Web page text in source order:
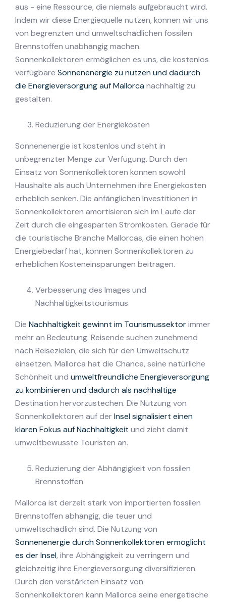
aus - eine Ressource, die niemals aufgebraucht wird.
Indem wir diese Energiequelle nutzen, können wir uns
von begrenzten und umweltschädlichen fossilen
Brennstoffen unabhängig machen.
Sonnenkollektoren ermöglichen es uns, die kostenlos
verfügbare Sonnenenergie zu nutzen und dadurch
die Energieversorgung auf Mallorca nachhaltig zu
gestalten.
Reduzierung der Energiekosten
Sonnenenergie ist kostenlos und steht in
unbegrenzter Menge zur Verfügung. Durch den
Einsatz von Sonnenkollektoren können sowohl
Haushalte als auch Unternehmen ihre Energiekosten
erheblich senken. Die anfänglichen Investitionen in
Sonnenkollektoren amortisieren sich im Laufe der
Zeit durch die eingesparten Stromkosten. Gerade für
die touristische Branche Mallorcas, die einen hohen
Energiebedarf hat, können Sonnenkollektoren zu
erheblichen Kosteneinsparungen beitragen.
Verbesserung des Images und
Nachhaltigkeitstourismus
Die Nachhaltigkeit gewinnt im Tourismussektorimmer
mehr an Bedeutung. Reisende suchen zunehmend
nach Reisezielen, die sich für den Umweltschutz
einsetzen. Mallorca hat die Chance, seine natürliche
Schönheit und umweltfreundliche Energieversorgung
zu kombinieren und dadurch als nachhaltige
Destination hervorzustechen. Die Nutzung von
Sonnenkollektoren auf derInsel signalisiert einen
klaren Fokus auf Nachhaltigkeit und zieht damit
umweltbewusste Touristen an.
Reduzierung der Abhängigkeit von fossilen
Brennstoffen
Mallorca ist derzeit stark von importierten fossilen
Brennstoffen abhängig, die teuer und
umweltschädlich sind. Die Nutzung von
Sonnenenergie durch Sonnenkollektoren ermöglicht
es der Insel, ihre Abhängigkeit zu verringern und
gleichzeitig ihre Energieversorgung diversifizieren.
Durch den verstärkten Einsatz von
Sonnenkollektoren kann Mallorca seine energetische